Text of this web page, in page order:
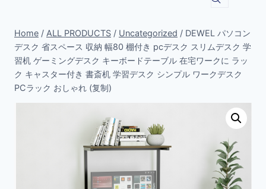
Home / ALL PRODUCTS / Uncategorized / DEWEL パソコン
デスク 省スペース 収納 幅80 棚付き pcデスク スリムデスク 学
習机 ゲーミングデスク キーボードテーブル 在宅ワークに ラッ
ク キャスター付き 書斎机 学習デスク シンプル ワークデスク
PCラック おしゃれ (复制)